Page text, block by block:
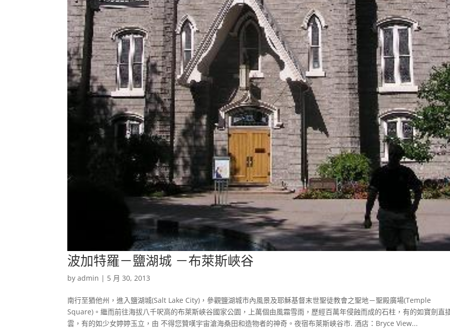
波加特羅－鹽湖城 －布萊斯峽谷
byadmin | 5 月 30, 2013
南行至猶他州，進入鹽湖城(Salt Lake City)，參觀鹽湖城市內風景及耶穌基督末世聖徒教會之聖地－聖殿廣場(Temple
Square)。繼而前往海拔八千呎高的布萊斯峽谷國家公園，上萬個由風霜雪雨，歷經百萬年侵蝕而成的石柱，有的如寶劍直
雲，有的如少女婷婷玉立，由 不得您贊嘆宇宙滄海桑田和造物者的神奇。夜宿布萊斯峽谷市. 酒店：Bryce View...